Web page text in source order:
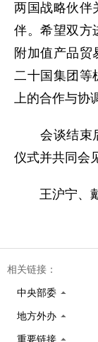
两国战略伙伴
伴。希望双方
附加值产品贸
二十国集团等
上的合作与协
会谈结束后
仪式并共同会
王沪宁、戴
相关链接：
中央部委
地方外办
重要链接